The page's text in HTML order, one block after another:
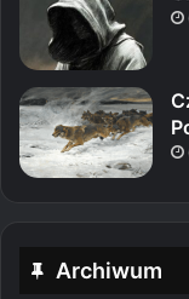
Archiwum